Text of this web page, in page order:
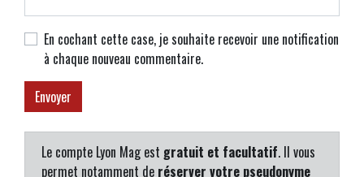
En cochant cette case, je souhaite recevoir une notification
à chaque nouveau commentaire.
Le compte Lyon Mag est gratuit et facultatif. Il vous
permet notamment de réserver votre pseudonyme